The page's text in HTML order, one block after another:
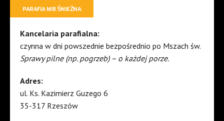
PARAFIA MB ŚNIEŻNA
Kancelaria parafialna:
czynna w dni powszednie bezpośrednio po Mszach św.
Sprawy pilne (np. pogrzeb) – o każdej porze.
Adres:
ul. Ks. Kazimierz Guzego 6
35-317 Rzeszów